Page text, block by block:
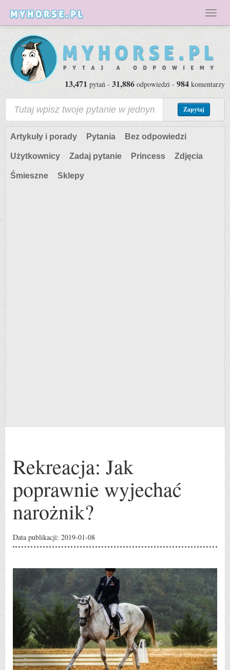
Toggle
13,471pytań -31,886odpowiedzi -984komentarzy
Zapytaj
Artykuły i porady Pytania Bez odpowiedzi
Użytkownicy Zadaj pytanie Princess Zdjęcia
Śmieszne Sklepy
Rekreacja: Jak
poprawnie wyjechać
narożnik?
Data publikacji: 2019-01-08